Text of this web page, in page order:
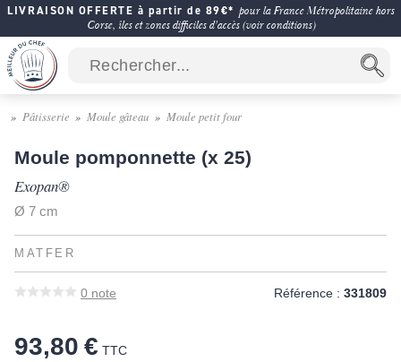
LIVRAISON OFFERTE à partir de 89€* pour la France Métropolitaine hors
Corse, îles et zones difficiles d'accès (voir conditions)
Pâtisserie Moule gâteau Moule petit four
Moule pomponnette (x 25)
Exopan®
Ø 7 cm
MATFER
0 note Référence : 331809
93,80 € TTC